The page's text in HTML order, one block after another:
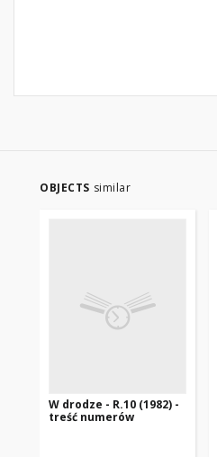
OBJECTS similar
W drodze - R.10 (1982) -
treść numerów